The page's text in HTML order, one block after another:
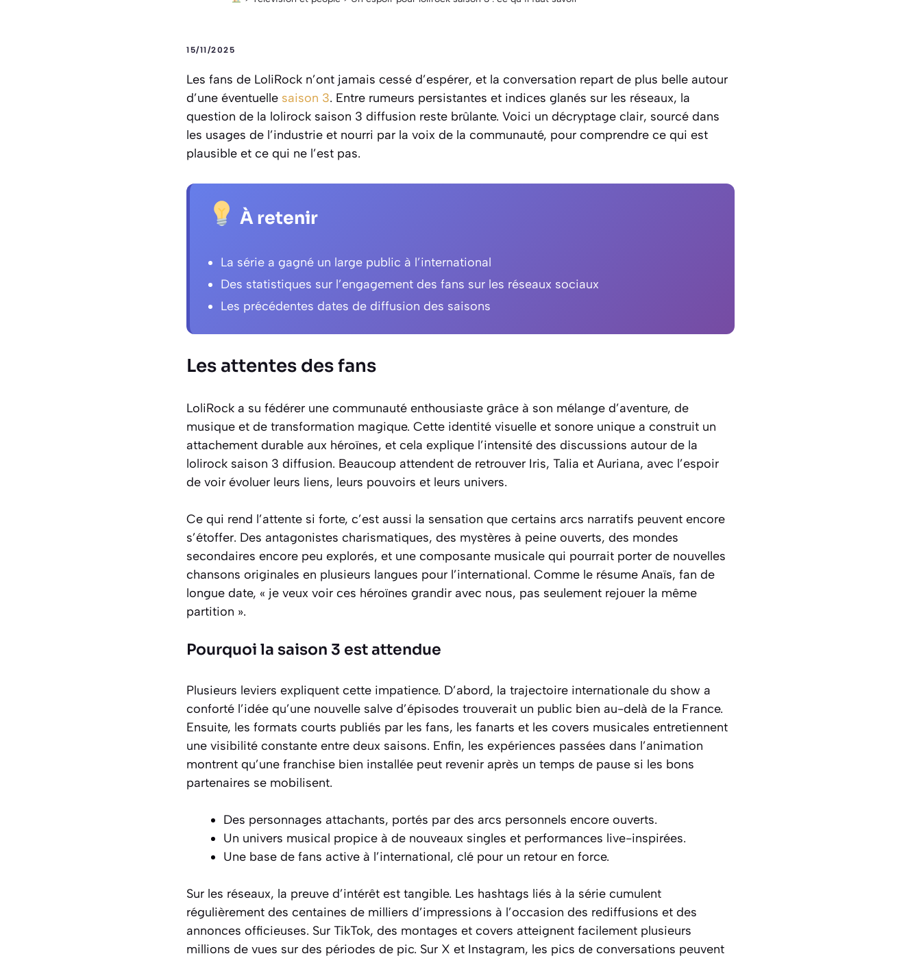
15/11/2025
Les fans de LoliRock n’ont jamais cessé d’espérer, et la conversation repart de plus belle autour
d’une éventuelle saison 3. Entre rumeurs persistantes et indices glanés sur les réseaux, la
question de la lolirock saison 3 diffusion reste brûlante. Voici un décryptage clair, sourcé dans
les usages de l’industrie et nourri par la voix de la communauté, pour comprendre ce qui est
plausible et ce qui ne l’est pas.
À retenir
La série a gagné un large public à l’international
Des statistiques sur l’engagement des fans sur les réseaux sociaux
Les précédentes dates de diffusion des saisons
Les attentes des fans
LoliRock a su fédérer une communauté enthousiaste grâce à son mélange d’aventure, de
musique et de transformation magique. Cette identité visuelle et sonore unique a construit un
attachement durable aux héroïnes, et cela explique l’intensité des discussions autour de la
lolirock saison 3 diffusion. Beaucoup attendent de retrouver Iris, Talia et Auriana, avec l’espoir
de voir évoluer leurs liens, leurs pouvoirs et leurs univers.
Ce qui rend l’attente si forte, c’est aussi la sensation que certains arcs narratifs peuvent encore
s’étoffer. Des antagonistes charismatiques, des mystères à peine ouverts, des mondes
secondaires encore peu explorés, et une composante musicale qui pourrait porter de nouvelles
chansons originales en plusieurs langues pour l’international. Comme le résume Anaïs, fan de
longue date, « je veux voir ces héroïnes grandir avec nous, pas seulement rejouer la même
partition ».
Pourquoi la saison 3 est attendue
Plusieurs leviers expliquent cette impatience. D’abord, la trajectoire internationale du show a
conforté l’idée qu’une nouvelle salve d’épisodes trouverait un public bien au-delà de la France.
Ensuite, les formats courts publiés par les fans, les fanarts et les covers musicales entretiennent
une visibilité constante entre deux saisons. Enfin, les expériences passées dans l’animation
montrent qu’une franchise bien installée peut revenir après un temps de pause si les bons
partenaires se mobilisent.
Des personnages attachants, portés par des arcs personnels encore ouverts.
Un univers musical propice à de nouveaux singles et performances live-inspirées.
Une base de fans active à l’international, clé pour un retour en force.
Sur les réseaux, la preuve d’intérêt est tangible. Les hashtags liés à la série cumulent
régulièrement des centaines de milliers d’impressions à l’occasion des rediffusions et des
annonces officieuses. Sur TikTok, des montages et covers atteignent facilement plusieurs
millions de vues sur des périodes de pic. Sur X et Instagram, les pics de conversations peuvent